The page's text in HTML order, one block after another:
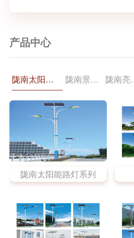
产品中心
陇南太阳能路灯 陇南景观灯 陇南亮化照明
陇南太阳能路灯系列